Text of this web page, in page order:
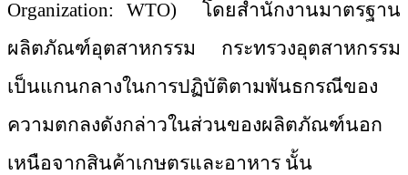
Organization: WTO) โดยสำนักงานมาตรฐาน
ผลิตภัณฑ์อุตสาหกรรม กระทรวงอุตสาหกรรม
เป็นแกนกลางในการปฏิบัติตามพันธกรณีของ
ความตกลงดังกล่าวในส่วนของผลิตภัณฑ์นอก
เหนือจากสินค้าเกษตรและอาหาร นั้น